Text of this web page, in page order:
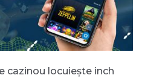
cazinou locuiește inch